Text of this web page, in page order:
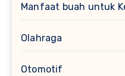
Manfaat buah untuk
Olahraga
Otomotif